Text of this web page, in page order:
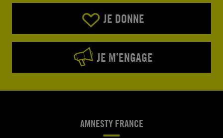
JE DONNE
JE M’ENGAGE
AMNESTY FRANCE